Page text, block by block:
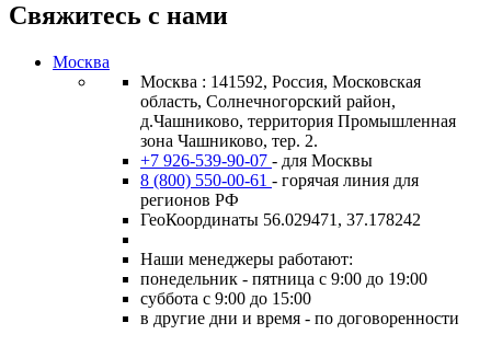
Свяжитесь с нами
Москва
Москва : 141592, Россия, Московская
область, Солнечногорский район,
д.Чашниково, территория Промышленная
зона Чашниково, тер. 2.
+7 926-539-90-07 - для Москвы
8 (800) 550-00-61 - горячая линия для
регионов РФ
ГеоКоординаты 56.029471, 37.178242
Наши менеджеры работают:
понедельник - пятница с 9:00 до 19:00
суббота с 9:00 до 15:00
в другие дни и время - по договоренности